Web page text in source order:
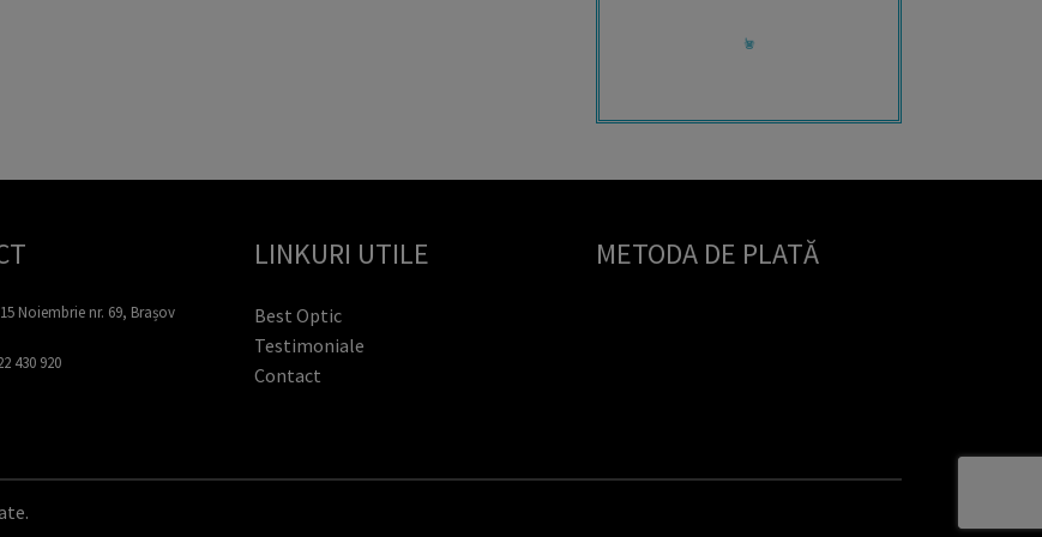
Noiembrie nr. 69, Brașov
430 920
LINKURI UTILE
Best Optic
Testimoniale
Contact
METODA DE PLATĂ